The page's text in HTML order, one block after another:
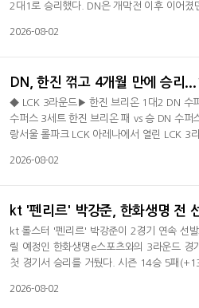
2대1로 승리했다. DN은 개막전 이후 이어
다"라며 "다행히 연패는 끊었지만 앞으로 경
2026-08-02
DN, 한진 꺾고 4개월 만에 승리
◆ LCK 3라운드▶ 한진 브리온 1대2 DN 수
수퍼스 3세트 한진 브리온 패 vs 승 DN 수
랑서울 롤파크 LCK 아레나에서 열린 LCK 3
기선을 제압했다. 1세트 초반 탑 칼날부리
2026-08-02
kt '펜리르' 박강준, 한화생명 전
kt 롤스터 '펜리르' 박강준이 2경기 연속 선
릴 예정인 한화생명e스포츠와의 3라운드
첫 경기서 승리를 거뒀다. 시즌 14승 5패
kt는 박강준과 함께 '퍼펙트' 이승민, '커즈'
2026-08-02